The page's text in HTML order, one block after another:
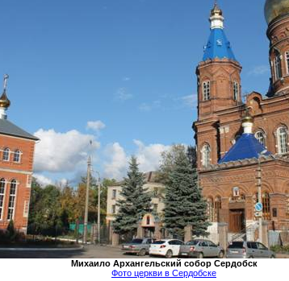
МихаилоАрхангельский собор Сердобск
Фото церкви в Сердобске